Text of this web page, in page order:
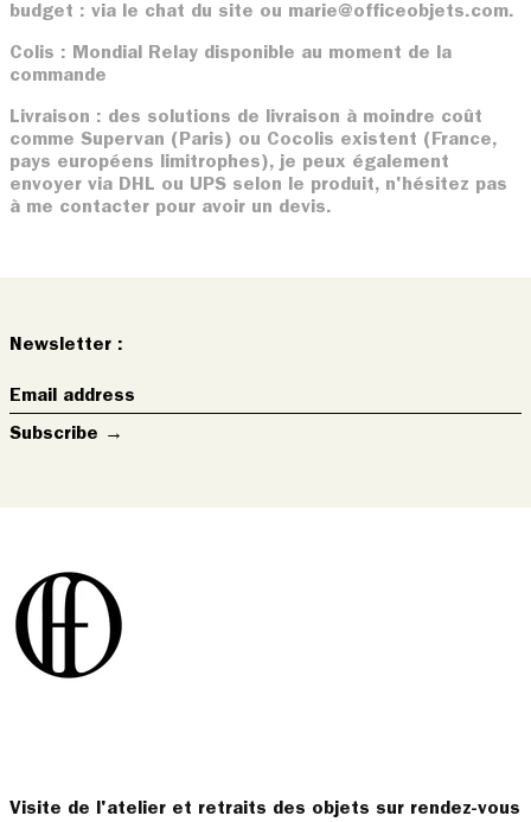
budget : via le chat du site ou marie@officeobjets.com.
Colis : Mondial Relay disponible au moment de la
commande
Livraison : des solutions de livraison à moindre coût
comme Supervan (Paris) ou Cocolis existent (France,
pays européens limitrophes), je peux également
envoyer via DHL ou UPS selon le produit, n'hésitez pas
à me contacter pour avoir un devis.
Newsletter :
Email
address
Subscribe →
Visite de l'atelier et retraits des objets sur rendez-vous